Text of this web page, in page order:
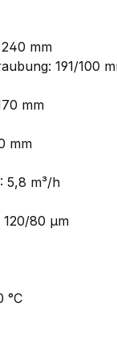
mm
191/100
mm
mm
5,8 m³/h
80 µm
°C